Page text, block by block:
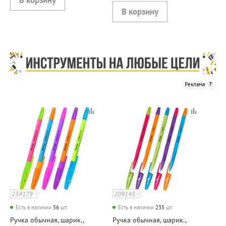
Реклама
234179
Есть в наличии 56 шт.
Ручка обычная, шарик.,
209143
Есть в наличии 235 шт.
Ручка обычная, шарик.,